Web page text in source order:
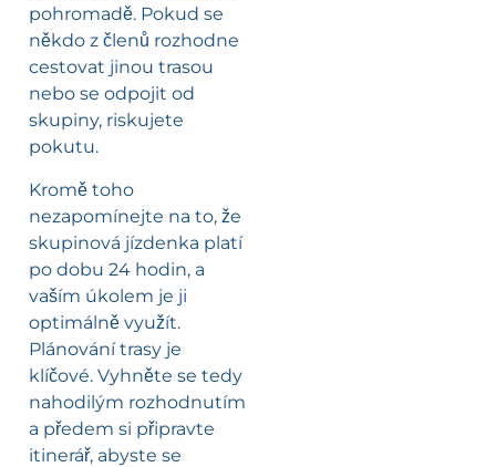
pohromadě. Pokud se
někdo z členů rozhodne
cestovat jinou trasou
nebo se odpojit od
skupiny, riskujete
pokutu.
Kromě toho
nezapomínejte na to, že
skupinová jízdenka platí
po dobu 24 hodin, a
vaším úkolem je ji
optimálně využít.
Plánování trasy je
klíčové. Vyhněte se tedy
nahodilým rozhodnutím
a předem si připravte
itinerář, abyste se